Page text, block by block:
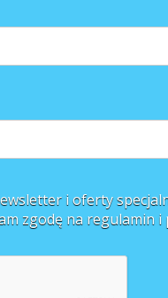
i oferty
zgodę na regulamin i